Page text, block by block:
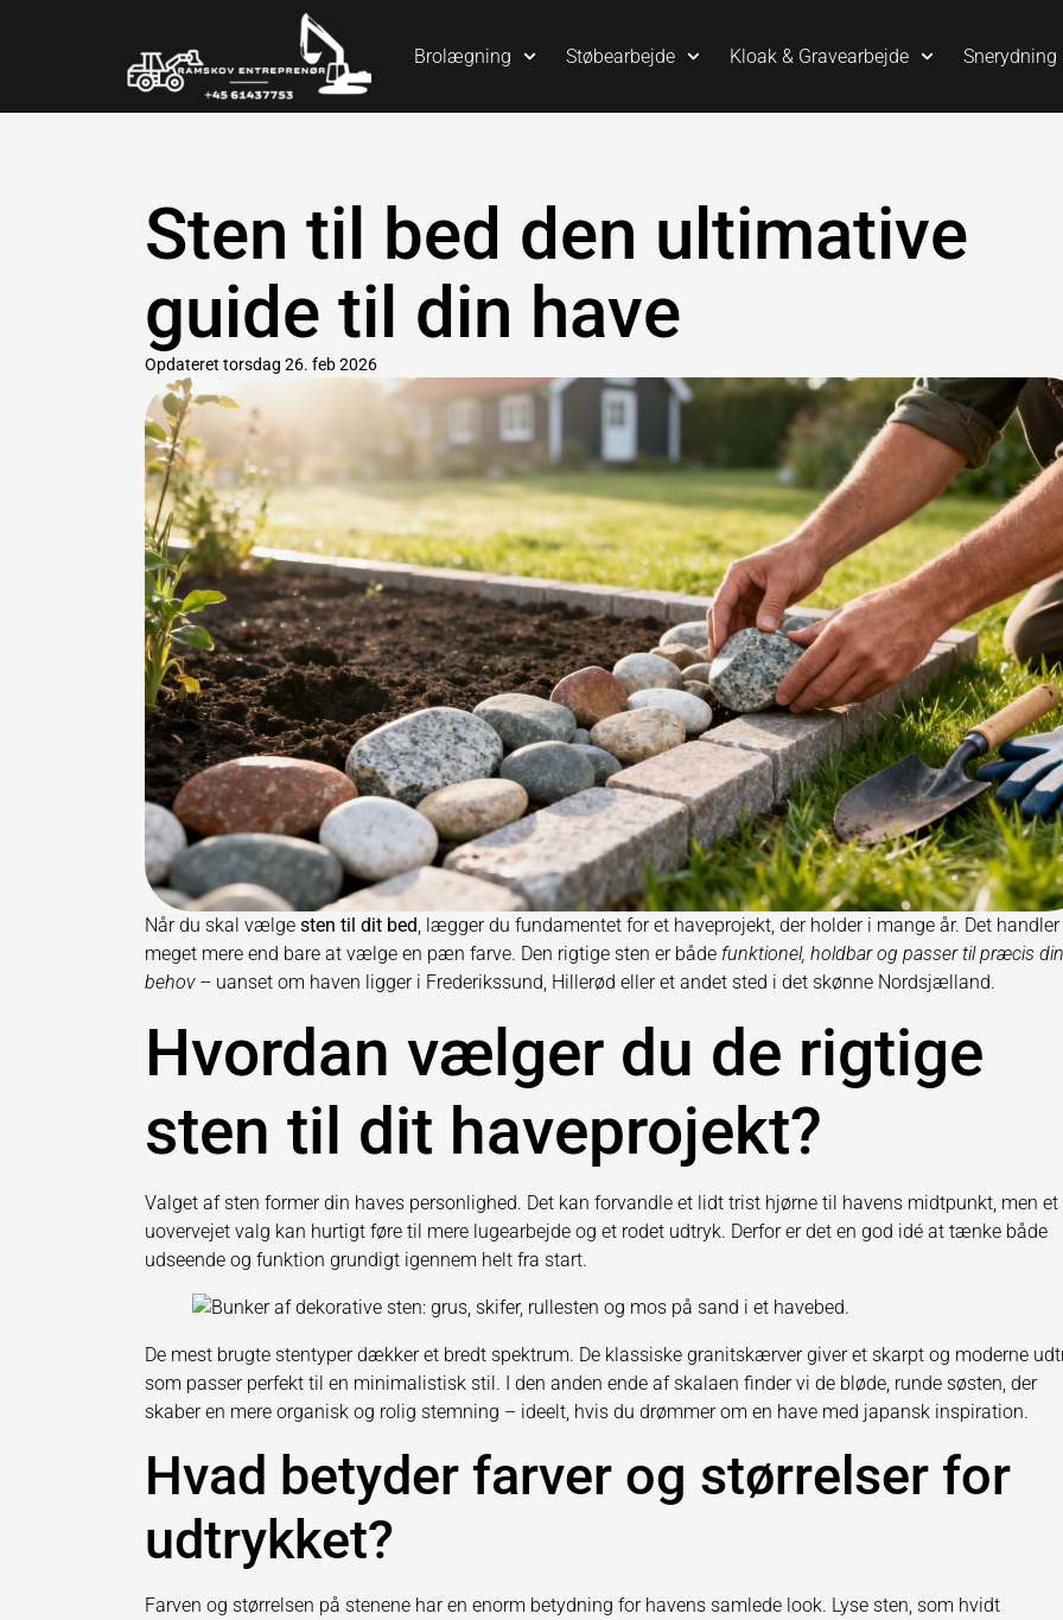
Brolægning Støbearbejde Kloak & Gravearbejde Snerydning
Sten til bed den ultimative
guide til din have
Opdateret torsdag 26. feb 2026
Når du skal vælge sten til dit bed, lægger du fundamentet for et haveprojekt, der holder i mange år. Det
meget mere end bare at vælge en pæn farve. Den rigtige sten er både funktionel, holdbar og passer til præcis
behov– uanset om haven ligger i Frederikssund, Hillerød eller et andet sted i det skønne Nordsjælland.
Hvordan vælger du de rigtige
sten til dit haveprojekt?
Valget af sten former din haves personlighed. Det kan forvandle et lidt trist hjørne til havens midtpunkt, men et
uovervejet valg kan hurtigt føre til mere lugearbejde og et rodet udtryk. Derfor er det en god idé at tænke både
udseende og funktion grundigt igennem helt fra start.
De mest brugte stentyper dækker et bredt spektrum. De klassiske granitskærver giver et skarpt og moderne
som passer perfekt til en minimalistisk stil. I den anden ende af skalaen finder vi de bløde, runde søsten, der
skaber en mere organisk og rolig stemning – ideelt, hvis du drømmer om en have med japansk inspiration.
Hvad betyder farver og størrelser for
udtrykket?
Farven og størrelsen på stenene har en enorm betydning for havens samlede look. Lyse sten, som hvidt